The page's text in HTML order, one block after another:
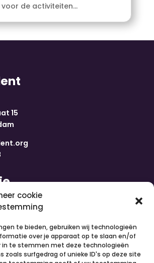
cookie
te bieden, gebruiken wij technologieën
over je apparaat op te slaan en/of
in te stemmen met deze technologieën
zoals surfgedrag of unieke ID's op deze site
voor de activiteiten...
15